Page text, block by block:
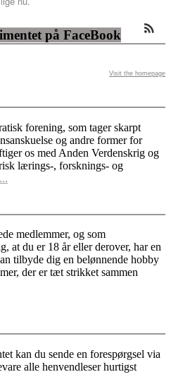
på FaceBook
Visit the homepage
forening, som tager skarpt
og andre former for
os med Anden Verdenskrig og
lærings-, forsknings- og
medlemmer, og som
at du er 18 år eller derover, har en
tilbyde dig en belønnende hobby
der er tæt strikket sammen
kan du sende en forespørgsel via
alle henvendleser hurtigst